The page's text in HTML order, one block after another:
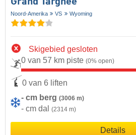
Noord-Amerika VS Wyoming
Skigebied gesloten
0 van 57 km piste (0% open)
0 van 6 liften
- cm berg (3006 m)
- cm dal (2314 m)
Details